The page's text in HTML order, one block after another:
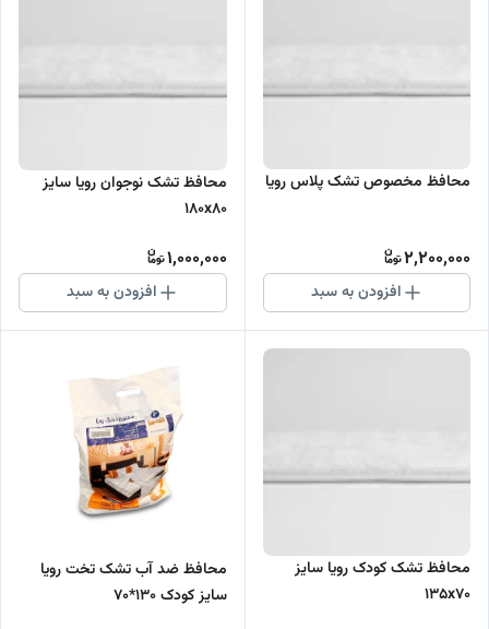
محافظ مخصوص تشک پلاس رویا
2,200,000
افزودن به سبد
محافظ تشک نوجوان رویا سایز
۱۸۰x۸۰
1,000,000
افزودن به سبد
محافظ تشک کودک رویا سایز
۱۳۵x۷۰
محافظ ضد آب تشک تخت رویا
سایز کودک 130*70